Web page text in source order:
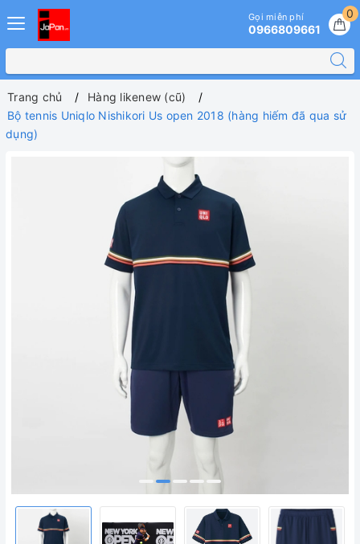
0
Gọi miễn phí
0966809661
Trang chủ
Hàng likenew (cũ)
Bộ tennis Uniqlo Nishikori Us open 2018 (hàng hiếm đã qua sử
dụng)